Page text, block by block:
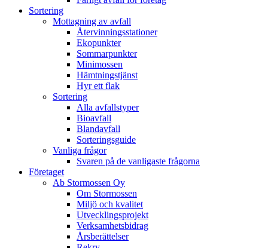
Sortering
Mottagning av avfall
Återvinningsstationer
Ekopunkter
Sommarpunkter
Minimossen
Hämtningstjänst
Hyr ett flak
Sortering
Alla avfallstyper
Bioavfall
Blandavfall
Sorteringsguide
Vanliga frågor
Svaren på de vanligaste frågorna
Företaget
Ab Stormossen Oy
Om Stormossen
Miljö och kvalitet
Utvecklingsprojekt
Verksamhetsbidrag
Årsberättelser